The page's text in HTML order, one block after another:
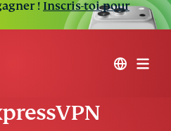
! Inscris-toi pour